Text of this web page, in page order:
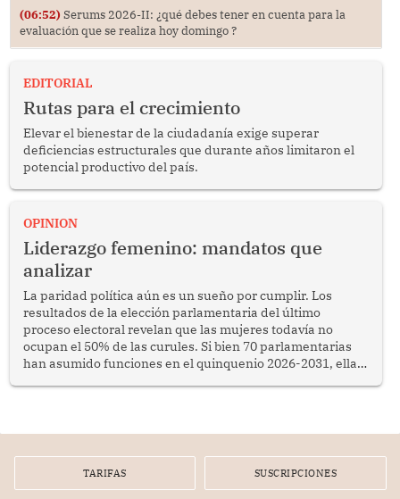
(06:52) Serums 2026-II: ¿qué debes tener en cuenta para la
evaluación que se realiza hoy domingo ?
EDITORIAL
Rutas para el crecimiento
Elevar el bienestar de la ciudadanía exige superar
deficiencias estructurales que durante años limitaron el
potencial productivo del país.
OPINION
Liderazgo femenino: mandatos que
analizar
La paridad política aún es un sueño por cumplir. Los
resultados de la elección parlamentaria del último
proceso electoral revelan que las mujeres todavía no
ocupan el 50% de las curules. Si bien 70 parlamentarias
han asumido funciones en el quinquenio 2026-2031, ellas
TARIFAS SUSCRIPCIONES